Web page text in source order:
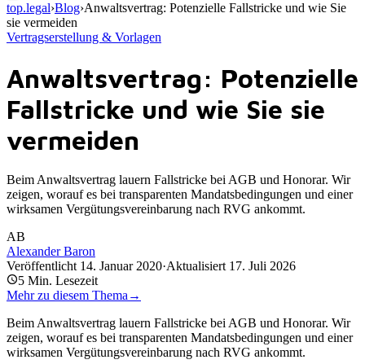
top.legal›Blog›Anwaltsvertrag: Potenzielle Fallstricke und wie Sie
sie vermeiden
Vertragserstellung & Vorlagen
Anwaltsvertrag: Potenzielle
Fallstricke und wie Sie sie
vermeiden
Beim Anwaltsvertrag lauern Fallstricke bei AGB und Honorar. Wir
zeigen, worauf es bei transparenten Mandatsbedingungen und einer
wirksamen Vergütungsvereinbarung nach RVG ankommt.
AB
Alexander Baron
Veröffentlicht 14. Januar 2020·Aktualisiert 17. Juli 2026
5 Min. Lesezeit
Mehr zu diesem Thema →
Beim Anwaltsvertrag lauern Fallstricke bei AGB und Honorar. Wir
zeigen, worauf es bei transparenten Mandatsbedingungen und einer
wirksamen Vergütungsvereinbarung nach RVG ankommt.